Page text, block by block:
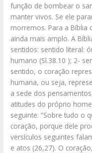
função de bombear o
manter vivos. Se ele
morremos. Para a Bíblia
ainda mais amplo. A
sentidos: sentido literal:
humano (Sl.38.10 ); 2-
sentido, o coração
humana, ou seja,
a sede dos
atitudes do próprio
seguinte: “Sobre tudo o
coração, porque dele
versículos seguintes
e atos (26,27). O